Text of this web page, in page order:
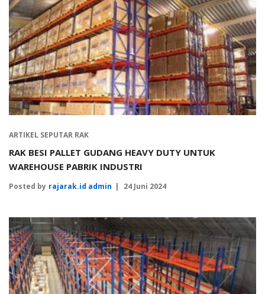
ARTIKEL SEPUTAR RAK
RAK BESI PALLET GUDANG HEAVY DUTY UNTUK
WAREHOUSE PABRIK INDUSTRI
Posted by rajarak.id admin 24 Juni 2024